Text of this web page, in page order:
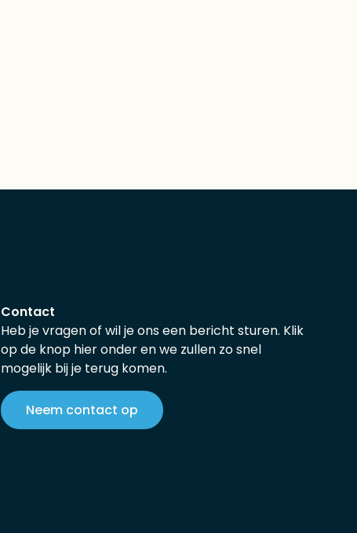
Contact
Heb je vragen of wil je ons een bericht sturen. Klik
op de knop hier onder en we zullen zo snel
mogelijk bij je terug komen.
Neem contact op